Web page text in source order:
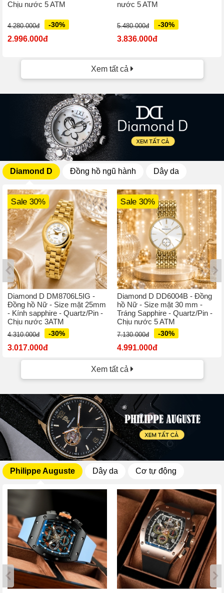
Chịu nước 5 ATM
4.280.000đ -30%
2.996.000đ
nước 5 ATM
5.480.000đ -30%
3.836.000đ
Xem tất cả
Diamond D Đồng hồ ngũ hành Dây da
Sale 30%
Diamond D DM8706L5IG -
Đồng hồ Nữ - Size mặt 25mm
- Kính sapphire - Quartz/Pin -
Chịu nước 3ATM
4.310.000đ -30%
3.017.000đ
Sale 30%
Diamond D DD6004B - Đồng
hồ Nữ - Size mặt 30 mm -
Tráng Sapphire - Quartz/Pin -
Chịu nước 5 ATM
7.130.000đ -30%
4.991.000đ
Xem tất cả
Philippe Auguste Dây da Cơ tự động